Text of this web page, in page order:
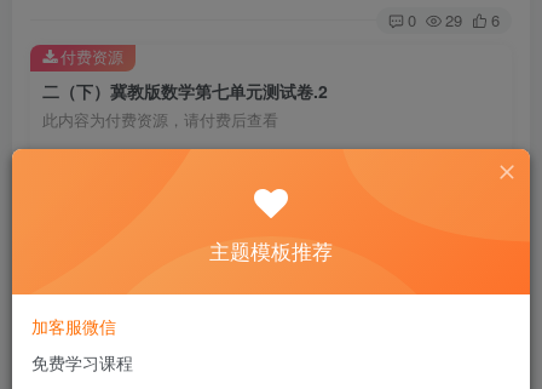
0 29 6
二（下）冀教版数学第七单元测试卷.2
此内容为付费资源，请付费后查看
9.6
暂时无法购买，请与站长联系
格式
页数
付费资源
主题模板推荐
加客服微信
免费学习课程